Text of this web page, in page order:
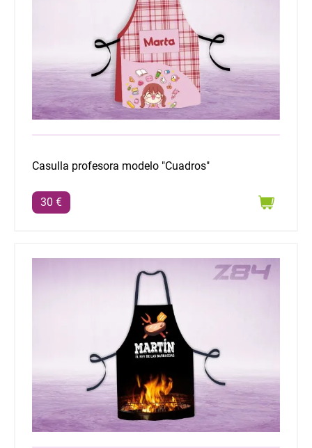
Casulla profesora modelo "Cuadros"
30 €
Delantal modelo "El rey/reina de las barbacoas"